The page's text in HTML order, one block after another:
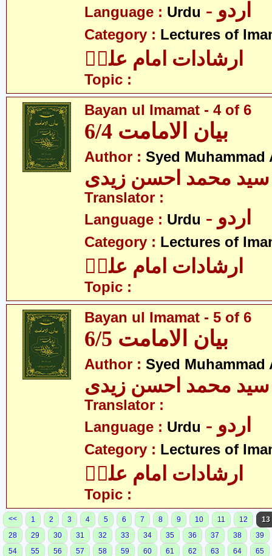
Language : Urdu - اردو
Category : Lectures of
ارشادات امام علیؑ
Topic :
Bayan ul Imamat - 4 of 6
بیان الامامت 6/4
Author : Syed Muhammad
سید محمد احسن زیدی
Translator :
Language : Urdu - اردو
Category : Lectures of
ارشادات امام علیؑ
Topic :
Bayan ul Imamat - 5 of 6
بیان الامامت 6/5
Author : Syed Muhammad
سید محمد احسن زیدی
Translator :
Language : Urdu - اردو
Category : Lectures of
ارشادات امام علیؑ
Topic :
<< 1 2 3 4 5 6 7 8 9 10 11 12
13
28
29 30 31 32 33 34 35 36 37 38
39
54
55 56 57 58 59 60 61 62 63 64
65